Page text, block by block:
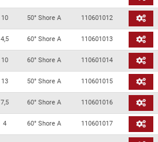
10 50° Shore A 110601012
4,5 60° Shore A 110601013
10 60° Shore A 110601014
13 50° Shore A 110601015
7,5 60° Shore A 110601016
4 60° Shore A 110601017